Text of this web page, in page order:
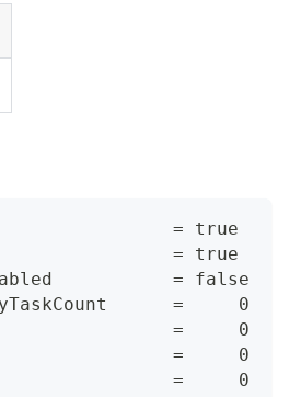
= true
= true
= false
=     0
=     0
=     0
=     0